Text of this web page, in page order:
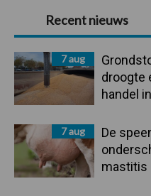
Primaire
Sidebar
Recent nieuws
7 aug
droogte
handel
7 aug
De
mastitis